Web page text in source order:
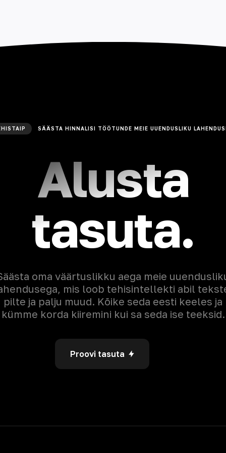
SÄÄSTA HINNALISI TÖÖTUNDE MEIE UUENDUSLIKU
Alusta
tasuta.
oma väärtuslikku aega meie
mis loob tehisintellekti abil
pilte ja palju muud. Kõike seda eesti keeles ja
kümme korda kiiremini kui sa seda ise teeksid.
Proovi tasuta